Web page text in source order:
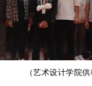
设计学院供